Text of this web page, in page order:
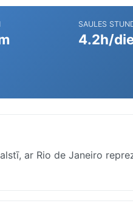
SAULES
4.2h/
ar Rio de Janeiro